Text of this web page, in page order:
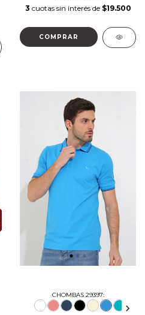
3 cuotas sin interés de $19.500
COMPRAR
CHOMBAS 29397: